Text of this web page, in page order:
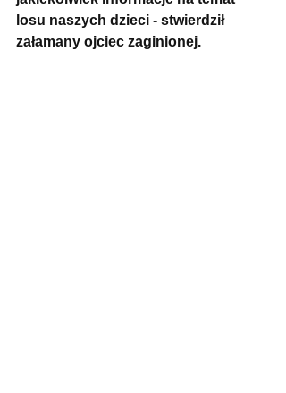
losu naszych dzieci - stwierdził
załamany ojciec zaginionej.